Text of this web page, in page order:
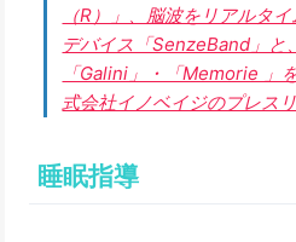
（R）」、脳波をリアルタ
デバイス「SenzeBand」と
「Galini」・「Memorie 」
式会社イノベイジのプレス
睡眠指導